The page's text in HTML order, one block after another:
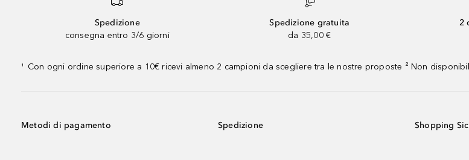
Spedizione
consegna entro 3/6 giorni
Spedizione gratuita
da 35,00 €
2
¹ Con ogni ordine superiore a 10€ ricevi almeno 2 campioni da scegliere tra le nostre proposte ² Non
Metodi di pagamento Spedizione Shopping